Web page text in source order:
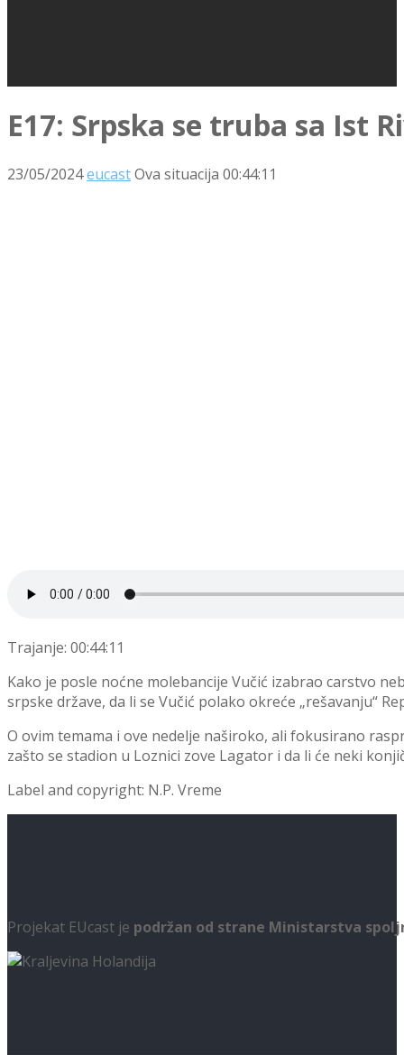
E17: Srpska se truba sa Ist
23/05/2024eucastOva situacija 00:44:11
Trajanje: 00:44:11
Kako je posle noćne molebancije Vučić izabrao carstvo
srpske države, da li se Vučić polako okreće „rešavanju“
O ovim temama i ove nedelje naširoko, ali fokusirano
zašto se stadion u Loznici zove Lagator i da li će neki
Label and copyright: N.P. Vreme
Projekat EUcast je podržan od strane Ministarstva